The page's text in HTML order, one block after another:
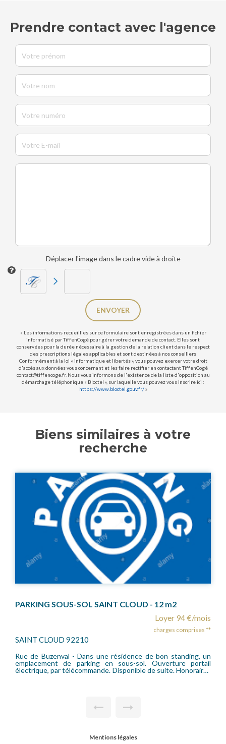
Prendre contact avec l'agence
Déplacer l'image dans le cadre vide à droite
ENVOYER
« Les informations recueillies sur ce formulaire sont enregistrées dans un fichier
informatisé par TiffenCogé pour gérer votre demande de contact. Elles sont
conservées pour la durée nécessaire à la gestion de la relation client dans le respect
des prescriptions légales applicables et sont destinées à nos conseillers
Conformément à la loi « informatique et libertés », vous pouvez exercer votre droit
d'accès aux données vous concernant et les faire rectifier en contactant TiffenCogé
contact@tiffencoge.fr. Nous vous informons de l'existence de la liste d'opposition au
démarchage téléphonique « Bloctel », sur laquelle vous pouvez vous inscrire ici :
https://www.bloctel.gouv.fr/»
Biens similaires à votre
recherche
PARKING SOUS-SOL SAINT CLOUD - 12 m2
Loyer 94 €/mois
charges comprises **
SAINT CLOUD 92210
Rue de Buzenval - Dans une résidence de bon standing, un
emplacement de parking en sous-sol. Ouverture portail
électrique, par télécommande. Disponible de suite. Honoraires
Mentions légales